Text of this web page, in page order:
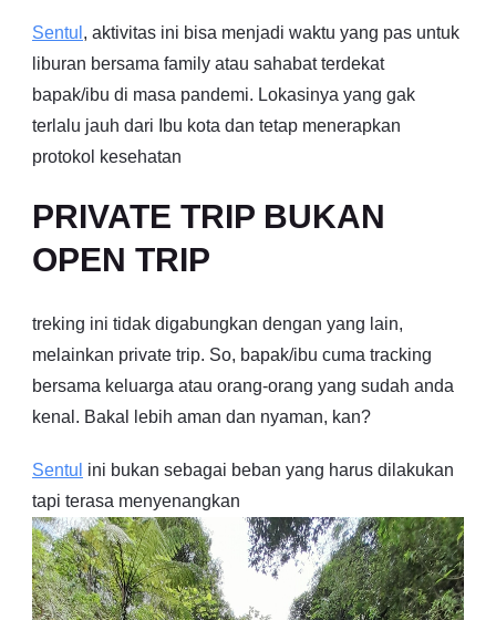
Sentul , aktivitas ini bisa menjadi waktu yang pas untuk
liburan bersama family atau sahabat terdekat
bapak/ibu di masa pandemi. Lokasinya yang gak
terlalu jauh dari Ibu kota dan tetap menerapkan
protokol kesehatan
PRIVATE TRIP BUKAN
OPEN TRIP
treking ini tidak digabungkan dengan yang lain,
melainkan private trip. So, bapak/ibu cuma tracking
bersama keluarga atau orang-orang yang sudah anda
kenal. Bakal lebih aman dan nyaman, kan?
Sentul ini bukan sebagai beban yang harus dilakukan
tapi terasa menyenangkan